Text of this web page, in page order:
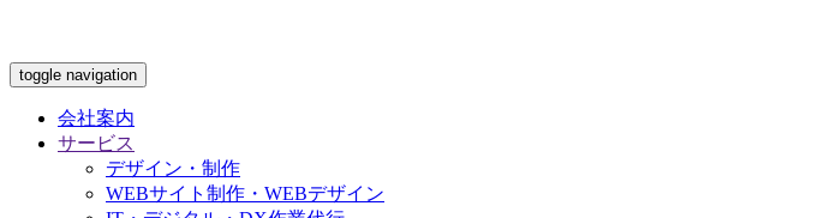
toggle navigation
会社案内
サービス
デザイン・制作
WEBサイト制作・WEBデザイン